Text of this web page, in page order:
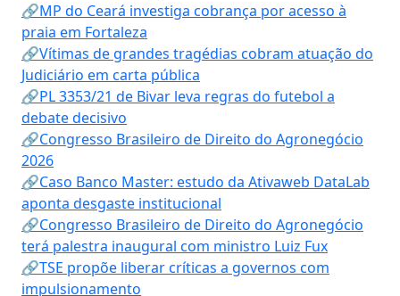
🔗MP do Ceará investiga cobrança por acesso à
praia em Fortaleza
🔗Vítimas de grandes tragédias cobram atuação do
Judiciário em carta pública
🔗PL 3353/21 de Bivar leva regras do futebol a
debate decisivo
🔗Congresso Brasileiro de Direito do Agronegócio
2026
🔗Caso Banco Master: estudo da Ativaweb DataLab
aponta desgaste institucional
🔗Congresso Brasileiro de Direito do Agronegócio
terá palestra inaugural com ministro Luiz Fux
🔗TSE propõe liberar críticas a governos com
impulsionamento